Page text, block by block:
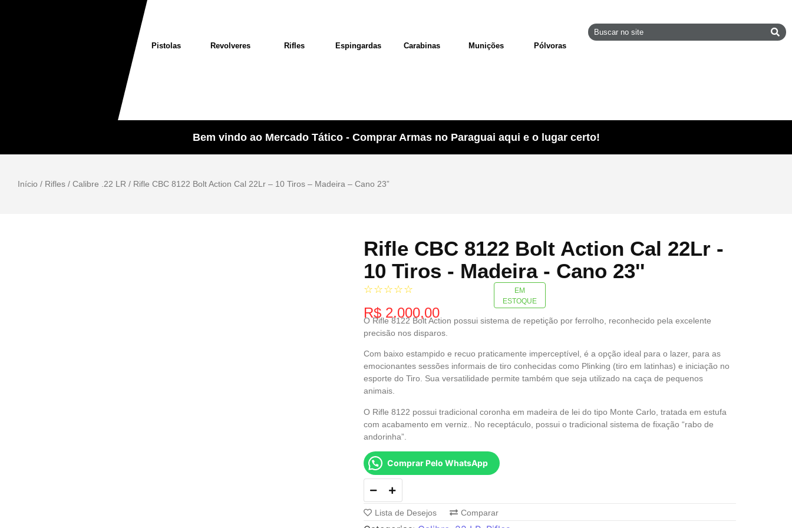
Pistolas Revolveres Rifles Espingardas Carabinas Munições Pólvoras
Bem vindo ao Mercado Tático - Comprar Armas no Paraguai aqui e o lugar certo!
Início / Rifles / Calibre .22 LR / Rifle CBC 8122 Bolt Action Cal 22Lr – 10 Tiros – Madeira – Cano 23”
Rifle CBC 8122 Bolt Action Cal 22Lr -
10 Tiros - Madeira - Cano 23''
☆☆☆☆☆
EM
ESTOQUE
R$2.000,00
O Rifle 8122 Bolt Action possui sistema de repetição por ferrolho, reconhecido pela excelente
precisão nos disparos.
Com baixo estampido e recuo praticamente imperceptível, é a opção ideal para o lazer, para as
emocionantes sessões informais de tiro conhecidas como Plinking (tiro em latinhas) e iniciação no
esporte do Tiro. Sua versatilidade permite também que seja utilizado na caça de pequenos
animais.
O Rifle 8122 possui tradicional coronha em madeira de lei do tipo Monte Carlo, tratada em estufa
com acabamento em verniz.. No receptáculo, possui o tradicional sistema de fixação “rabo de
andorinha”.
Comprar Pelo WhatsApp
Lista de Desejos Comparar